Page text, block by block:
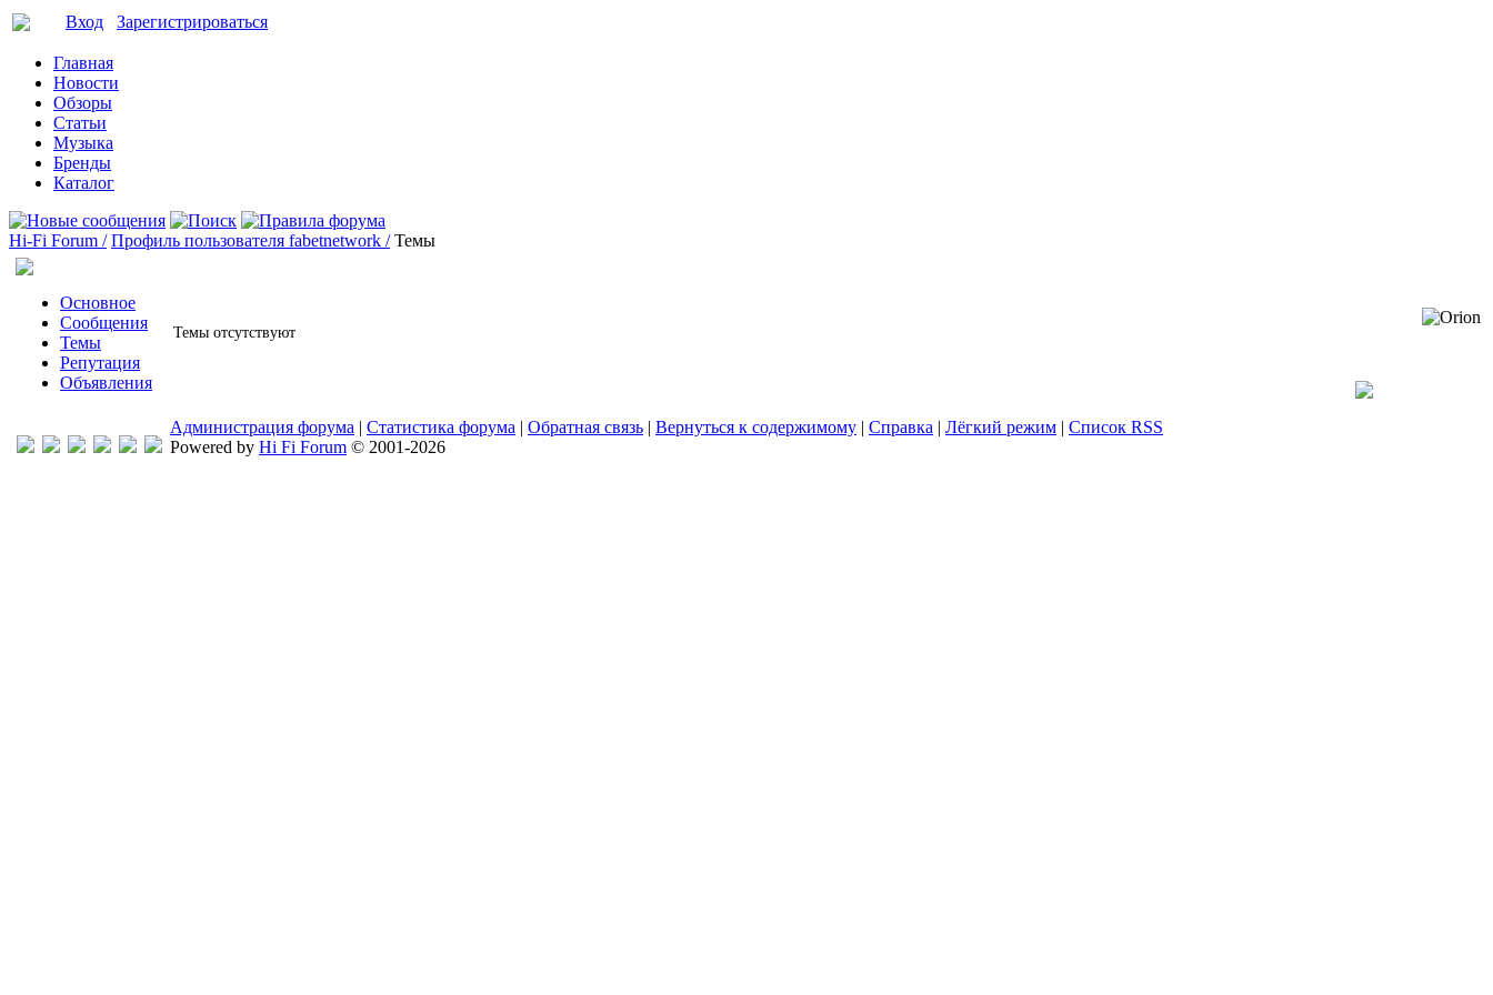
Вход Зарегистрироваться
Главная
Новости
Обзоры
Статьи
Музыка
Бренды
Каталог
Hi-Fi Forum / Профиль пользователя fabetnetwork / Темы
Основное
Сообщения
Темы
Репутация
Объявления
Темы отсутствуют
Администрация форума | Статистика форума | Обратная связь | Вернуться к содержимому | Справка | Лёгкий режим | Список RSS
Powered by Hi Fi Forum © 2001-2026